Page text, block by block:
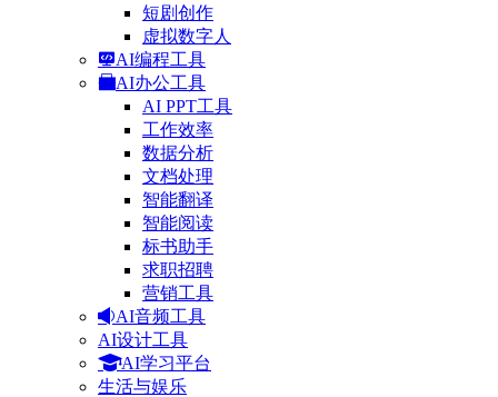
短剧创作
虚拟数字人
AI编程工具
AI办公工具
AI PPT工具
工作效率
数据分析
文档处理
智能翻译
智能阅读
标书助手
求职招聘
营销工具
AI音频工具
AI设计工具
AI学习平台
生活与娱乐